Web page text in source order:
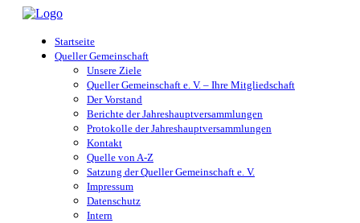
Startseite
Queller Gemeinschaft
Unsere Ziele
Queller Gemeinschaft e. V. – Ihre Mitgliedschaft
Der Vorstand
Berichte der Jahreshauptversammlungen
Protokolle der Jahreshauptversammlungen
Kontakt
Quelle von A-Z
Satzung der Queller Gemeinschaft e. V.
Impressum
Datenschutz
Intern